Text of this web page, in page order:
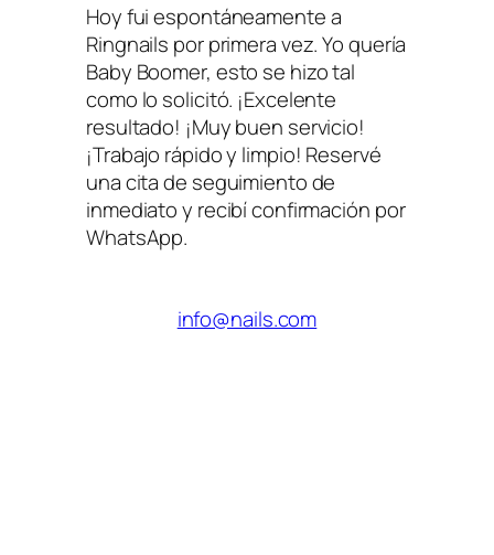
Hoy fui espontáneamente a
Ringnails por primera vez. Yo quería
Baby Boomer, esto se hizo tal
como lo solicitó. ¡Excelente
resultado! ¡Muy buen servicio!
¡Trabajo rápido y limpio! Reservé
una cita de seguimiento de
inmediato y recibí confirmación por
WhatsApp.
info@nails.com